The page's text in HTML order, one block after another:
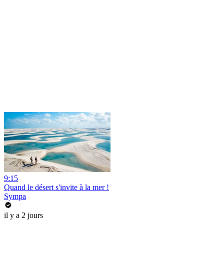
9:15
Quand le désert s'invite à la mer !
Sympa
il y a 2 jours